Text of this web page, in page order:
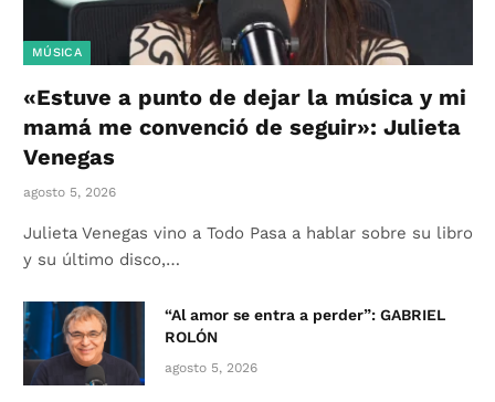
MÚSICA
«Estuve a punto de dejar la música y mi
mamá me convenció de seguir»: Julieta
Venegas
agosto 5, 2026
Julieta Venegas vino a Todo Pasa a hablar sobre su libro
y su último disco,…
“Al amor se entra a perder”: GABRIEL
ROLÓN
agosto 5, 2026